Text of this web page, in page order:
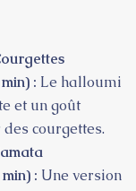
: Le halloumi
et un goût
courgettes.
: Une version